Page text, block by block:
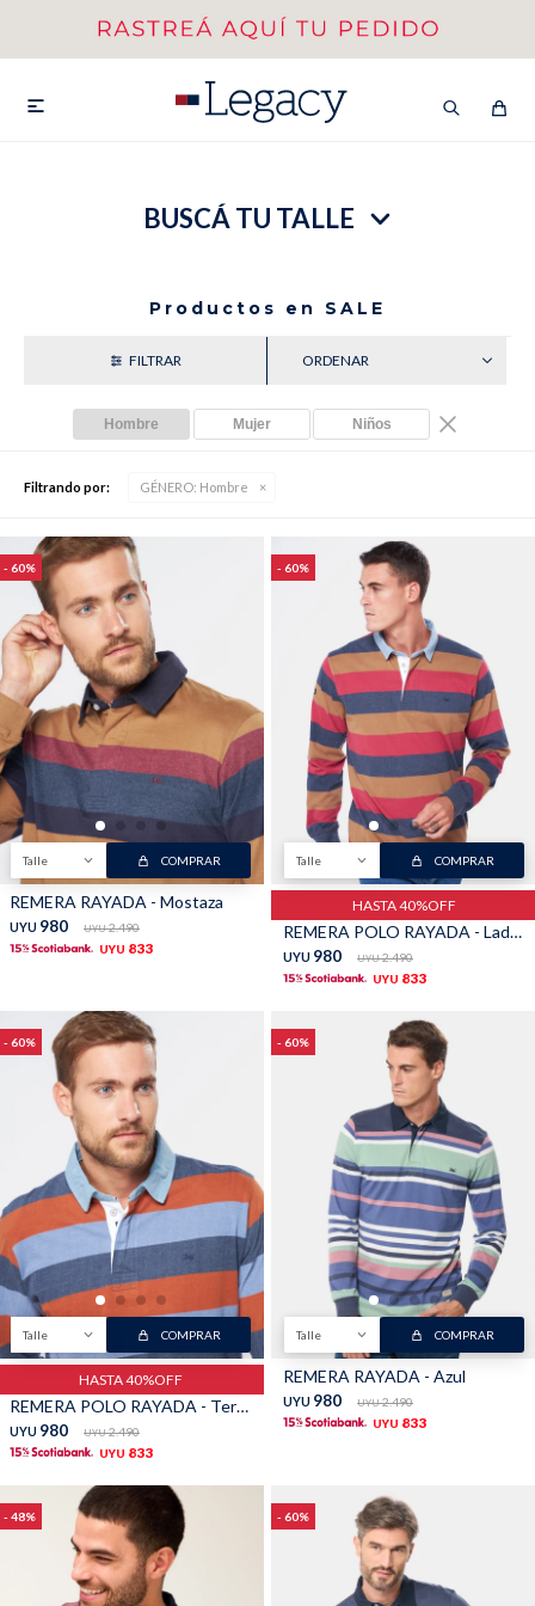

BUSCÁ TU TALLE
Productos en SALE
Hombre Mujer Niños
Filtrando por: GÉNERO: Hombre
60
Talle COMPRAR
REMERA RAYADA - Mostaza
UYU 980 UYU 2.490
UYU 833
60
Talle COMPRAR
HASTA 40%OFF
REMERA POLO RAYADA - Ladrillo
UYU 980 UYU 2.490
UYU 833
60
Talle COMPRAR
HASTA 40%OFF
REMERA POLO RAYADA - Terracota
UYU 980 UYU 2.490
UYU 833
60
Talle COMPRAR
REMERA RAYADA - Azul
UYU 980 UYU 2.490
UYU 833
48 60
VER COLECCIÓN DE HOMBRE
Remeras
Buzos Pantalones
Camperas Chalecos
Jeans
Shorts
Sacos Calzado